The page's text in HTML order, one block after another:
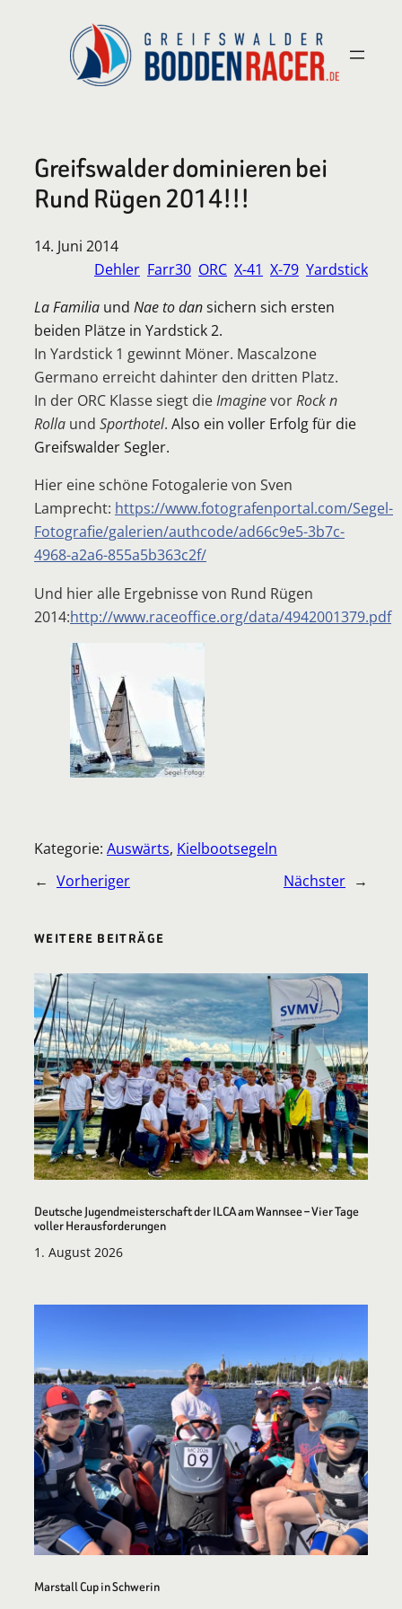
Greifswalder dominieren bei
Rund Rügen 2014!!!
14. Juni 2014
Dehler Farr30 ORC X-41 X-79 Yardstick
La Familia und Nae to dansichern sich ersten
beiden Plätze in Yardstick 2.
In Yardstick 1 gewinnt Möner. Mascalzone
Germano erreicht dahinter den dritten Platz.
In der ORC Klasse siegt dieImaginevorRock n
Rolla und Sporthotel. Also ein voller Erfolg für die
Greifswalder Segler.
Hier eine schöne Fotogalerie von Sven
Lamprecht: https://www.fotografenportal.com/Segel-
Fotografie/galerien/authcode/ad66c9e5-3b7c-
4968-a2a6-855a5b363c2f/
Und hier alle Ergebnisse von Rund Rügen
2014:http://www.raceoffice.org/data/4942001379.pdf
Kategorie: Auswärts, Kielbootsegeln
← Vorheriger Nächster →
WEITERE BEITRÄGE
Deutsche Jugendmeisterschaft der ILCA am Wannsee – Vier Tage
voller Herausforderungen
1. August 2026
Marstall Cup in Schwerin